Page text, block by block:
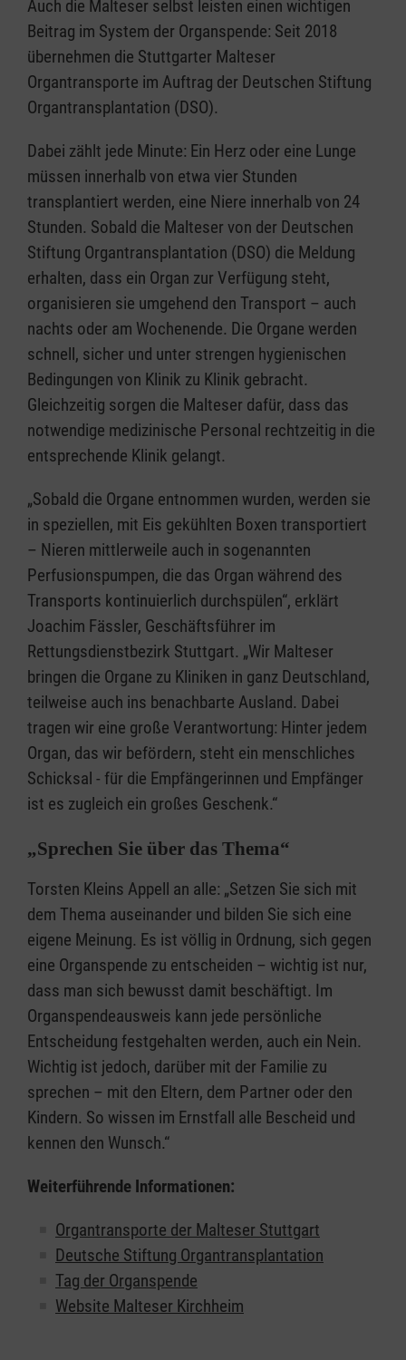
Auch die Malteser selbst leisten einen wichtigen
Beitrag im System der Organspende: Seit 2018
übernehmen die Stuttgarter Malteser
Organtransporte im Auftrag der Deutschen Stiftung
Organtransplantation (DSO).
Dabei zählt jede Minute: Ein Herz oder eine Lunge
müssen innerhalb von etwa vier Stunden
transplantiert werden, eine Niere innerhalb von 24
Stunden. Sobald die Malteser von der Deutschen
Stiftung Organtransplantation (DSO) die Meldung
erhalten, dass ein Organ zur Verfügung steht,
organisieren sie umgehend den Transport – auch
nachts oder am Wochenende. Die Organe werden
schnell, sicher und unter strengen hygienischen
Bedingungen von Klinik zu Klinik gebracht.
Gleichzeitig sorgen die Malteser dafür, dass das
notwendige medizinische Personal rechtzeitig in die
entsprechende Klinik gelangt.
„Sobald die Organe entnommen wurden, werden sie
in speziellen, mit Eis gekühlten Boxen transportiert
– Nieren mittlerweile auch in sogenannten
Perfusionspumpen, die das Organ während des
Transports kontinuierlich durchspülen“, erklärt
Joachim Fässler, Geschäftsführer im
Rettungsdienstbezirk Stuttgart. „Wir Malteser
bringen die Organe zu Kliniken in ganz Deutschland,
teilweise auch ins benachbarte Ausland. Dabei
tragen wir eine große Verantwortung: Hinter jedem
Organ, das wir befördern, steht ein menschliches
Schicksal - für die Empfängerinnen und Empfänger
ist es zugleich ein großes Geschenk.“
„Sprechen Sie über das Thema“
Torsten Kleins Appell an alle: „Setzen Sie sich mit
dem Thema auseinander und bilden Sie sich eine
eigene Meinung. Es ist völlig in Ordnung, sich gegen
eine Organspende zu entscheiden – wichtig ist nur,
dass man sich bewusst damit beschäftigt. Im
Organspendeausweis kann jede persönliche
Entscheidung festgehalten werden, auch ein Nein.
Wichtig ist jedoch, darüber mit der Familie zu
sprechen – mit den Eltern, dem Partner oder den
Kindern. So wissen im Ernstfall alle Bescheid und
kennen den Wunsch.“
Weiterführende Informationen:
Organtransporte der Malteser Stuttgart
Deutsche Stiftung Organtransplantation
Tag der Organspende
Website Malteser Kirchheim